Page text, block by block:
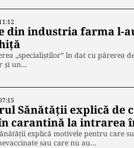
din industria farma l-
„specialiștilor” în dat cu părerea
și un…
Sănătății explică de
carantină la intrarea
explică motivele pentru care
sau care nu au…